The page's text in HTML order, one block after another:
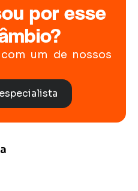
por esse
um de nossos